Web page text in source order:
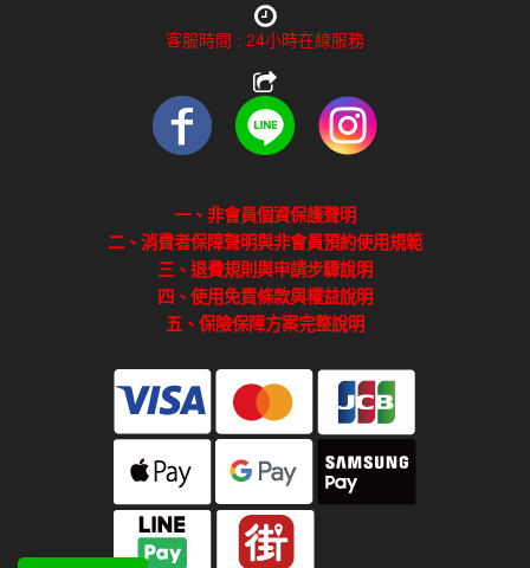
客服時間 : 24小時在線服務
一、非會員個資保護聲明
二、消費者保障聲明與非會員預約使用規範
三、退費規則與申請步驟說明
四、使用免責條款與權益說明
五、保險保障方案完整說明